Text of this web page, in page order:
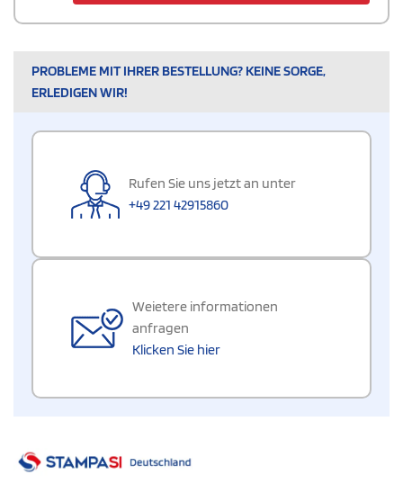
PROBLEME MIT IHRER BESTELLUNG? KEINE SORGE,
ERLEDIGEN WIR!
Rufen Sie uns jetzt an unter
+49 221 42915860
Weietere informationen
anfragen
Klicken Sie hier